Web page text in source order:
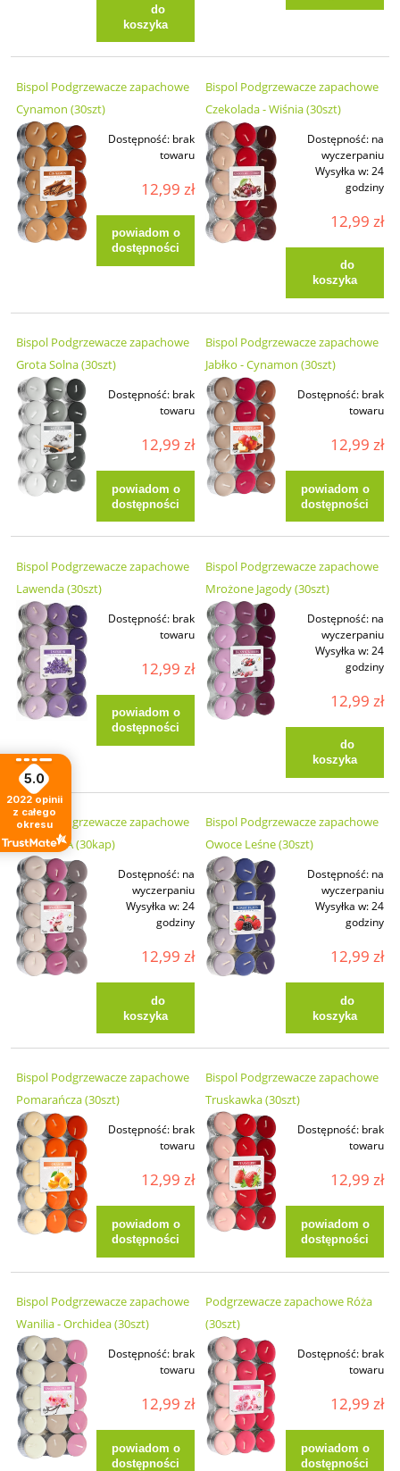
do
koszyka
Bispol Podgrzewacze zapachowe
Cynamon (30szt)
Dostępność: brak
towaru
12,99 zł
powiadom o
dostępności
Bispol Podgrzewacze zapachowe
Czekolada - Wiśnia (30szt)
Dostępność: na
wyczerpaniu
Wysyłka w:24
godziny
12,99 zł
do
koszyka
Bispol Podgrzewacze zapachowe
Grota Solna (30szt)
Dostępność: brak
towaru
12,99 zł
powiadom o
dostępności
Bispol Podgrzewacze zapachowe
Jabłko - Cynamon (30szt)
Dostępność: brak
towaru
12,99 zł
powiadom o
dostępności
Bispol Podgrzewacze zapachowe
Lawenda (30szt)
Dostępność: brak
towaru
12,99 zł
powiadom o
dostępności
Bispol Podgrzewacze zapachowe
Mrożone Jagody (30szt)
Dostępność: na
wyczerpaniu
Wysyłka w:24
godziny
12,99 zł
do
koszyka
Bispol Podgrzewacze zapachowe
Ogród SPA (30kap)
Dostępność: na
wyczerpaniu
Wysyłka w:24
godziny
12,99 zł
do
koszyka
Bispol Podgrzewacze zapachowe
Owoce Leśne (30szt)
Dostępność: na
wyczerpaniu
Wysyłka w:24
godziny
12,99 zł
do
koszyka
Bispol Podgrzewacze zapachowe
Pomarańcza (30szt)
Dostępność: brak
towaru
12,99 zł
powiadom o
dostępności
Bispol Podgrzewacze zapachowe
Truskawka (30szt)
Dostępność: brak
towaru
12,99 zł
powiadom o
dostępności
Bispol Podgrzewacze zapachowe
Wanilia - Orchidea (30szt)
Dostępność: brak
towaru
12,99 zł
powiadom o
dostępności
Podgrzewacze zapachowe Róża
(30szt)
Dostępność: brak
towaru
12,99 zł
powiadom o
dostępności
5.0
2022 opinii
z całego
okresu